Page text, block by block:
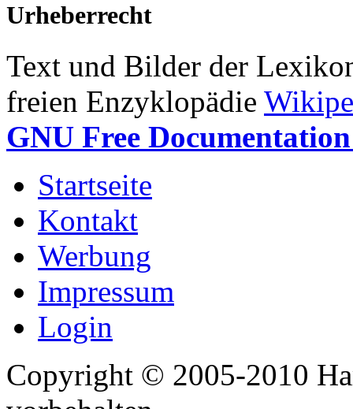
Urheberrecht
Text und Bilder der
freien Enzyklopädie
GNU Free
Startseite
Kontakt
Werbung
Impressum
Login
Copyright © 2005-2010